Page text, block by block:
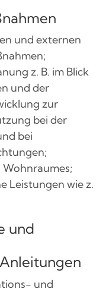
und externen
z. B. im Blick
und der
zur
bei der
bei
Leistungen wie z.
und
und